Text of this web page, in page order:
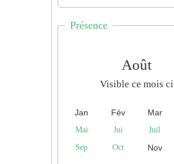
Présence
Août
Visible ce mois ci
Jan Fév Mar
Mai
Jui Juil
Sep
Oct Nov